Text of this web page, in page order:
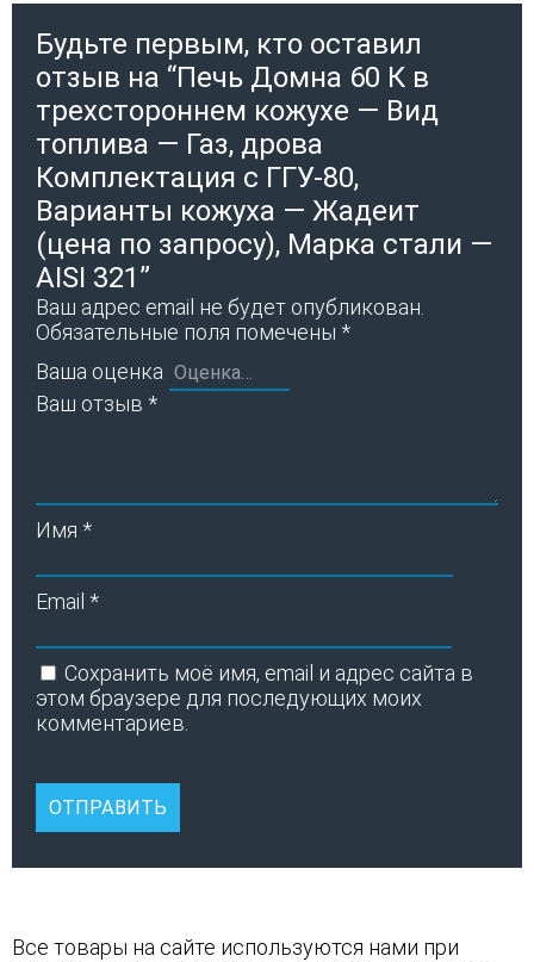
Будьте первым, кто оставил
отзыв на “Печь Домна 60 К в
трехстороннем кожухе — Вид
топлива — Газ, дрова
Комплектация с ГГУ-80,
Варианты кожуха — Жадеит
(цена по запросу), Марка стали —
AISI 321”
Ваш адрес email не будет опубликован.
Обязательные поля помечены *
Ваша оценка
Ваш отзыв *
Имя *
Email *
Сохранить моё имя, email и адрес сайта в
этом браузере для последующих моих
комментариев.
Все товары на сайте используются нами при